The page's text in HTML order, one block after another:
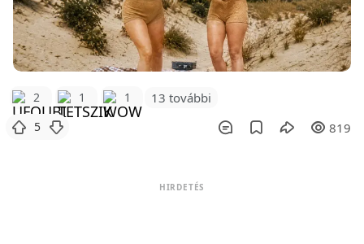
2 1 1 13 további
5 819
HIRDETÉS